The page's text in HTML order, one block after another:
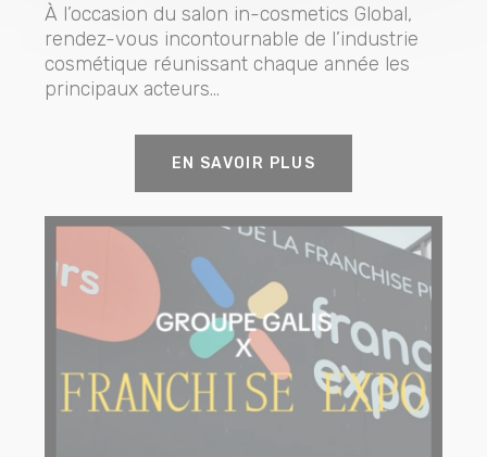
À l’occasion du salon in-cosmetics Global,
rendez-vous incontournable de l’industrie
cosmétique réunissant chaque année les
principaux acteurs...
EN SAVOIR PLUS